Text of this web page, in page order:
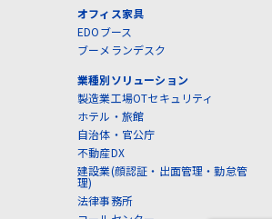
オフィス家具
EDOブース
ブーメランデスク
業種別ソリューション
製造業工場OTセキュリティ
ホテル・旅館
自治体・官公庁
不動産DX
建設業(顔認証・出面管理・勤怠管
理)
法律事務所